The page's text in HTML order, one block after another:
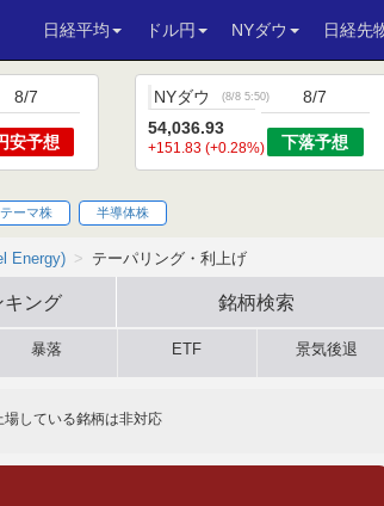
日経平均 ドル円 NYダウ 日経先
8/7
安予想
NYダウ (8/8 5:50)
54,036.93
+151.83 (+0.28%)
8/7
下落予想
テーマ株 半導体株
Energy) テーパリング・利上げ
キング 銘柄検索
暴落 ETF 景気後退
している銘柄は非対応